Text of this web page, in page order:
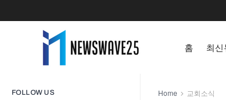
FOLLOW US
홈 최신
Home 교회소식